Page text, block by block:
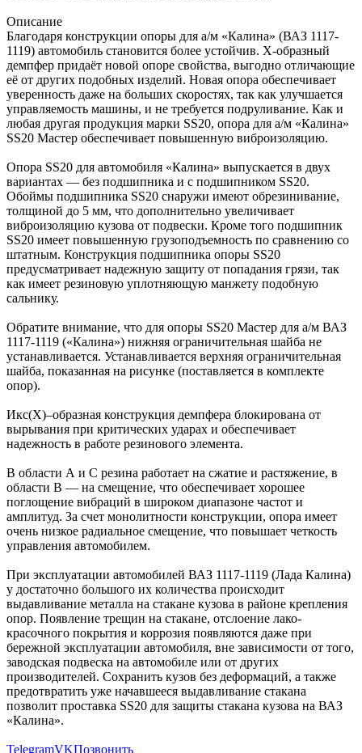
Описание
Благодаря конструкции опоры для а/м «Калина» (ВАЗ 1117-
1119) автомобиль становится более устойчив. Х-образный
демпфер придаёт новой опоре свойства, выгодно отличающие
её от других подобных изделий. Новая опора обеспечивает
уверенность даже на больших скоростях, так как улучшается
управляемость машины, и не требуется подруливание. Как и
любая другая продукция марки SS20, опора для а/м «Калина»
SS20 Мастер обеспечивает повышенную виброизоляцию.
Опора SS20 для автомобиля «Калина» выпускается в двух
вариантах — без подшипника и с подшипником SS20.
Обоймы подшипника SS20 снаружи имеют обрезинивание,
толщиной до 5 мм, что дополнительно увеличивает
виброизоляцию кузова от подвески. Кроме того подшипник
SS20 имеет повышенную грузоподъемность по сравнению со
штатным. Конструкция подшипника опоры SS20
предусматривает надежную защиту от попадания грязи, так
как имеет резиновую уплотняющую манжету подобную
сальнику.
Обратите внимание, что для опоры SS20 Мастер для а/м ВАЗ
1117-1119 («Калина») нижняя ограничительная шайба не
устанавливается. Устанавливается верхняя ограничительная
шайба, показанная на рисунке (поставляется в комплекте
опор).
Икс(X)–образная конструкция демпфера блокирована от
вырывания при критических ударах и обеспечивает
надежность в работе резинового элемента.
В области А и С резина работает на сжатие и растяжение, в
области В — на смещение, что обеспечивает хорошее
поглощение вибраций в широком диапазоне частот и
амплитуд. За счет монолитности конструкции, опора имеет
очень низкое радиальное смещение, что повышает четкость
управления автомобилем.
При эксплуатации автомобилей ВАЗ 1117-1119 (Лада Калина)
у достаточно большого их количества происходит
выдавливание металла на стакане кузова в районе крепления
опор. Появление трещин на стакане, отслоение лако-
красочного покрытия и коррозия появляются даже при
бережной эксплуатации автомобиля, вне зависимости от того,
заводская подвеска на автомобиле или от других
производителей. Сохранить кузов без деформаций, а также
предотвратить уже начавшееся выдавливание стакана
позволит проставка SS20 для защиты стакана кузова на ВАЗ
«Калина».
TelegramVKПозвонить